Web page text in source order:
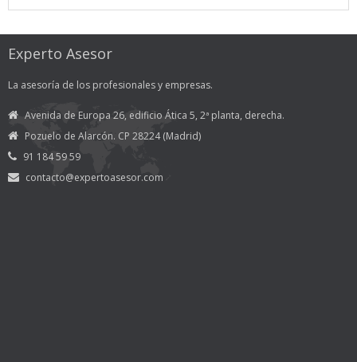
Experto Asesor
La asesoría de los profesionales y empresas.
Avenida de Europa 26, edificio Ática 5, 2ª planta, derecha.
Pozuelo de Alarcón. CP 28224 (Madrid)
91 184 59 59
contacto@expertoasesor.com